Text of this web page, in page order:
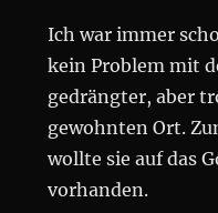
Ich war immer
kein Problem mit
gedrängter, aber
gewohnten Ort.
wollte sie auf das
vorhanden.